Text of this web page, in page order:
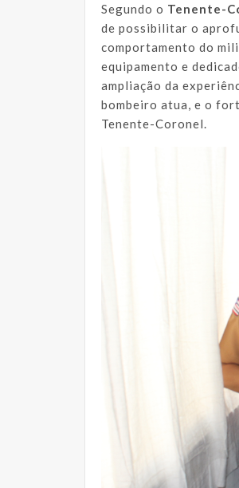
Segundo o Tenente-
de possibilitar o
comportamento do
equipamento e
ampliação da
bombeiro atua, e o
Tenente-Coronel.